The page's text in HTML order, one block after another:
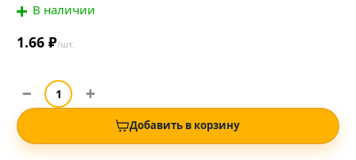
В наличии
1.66 ₽/шт.
Добавить в корзину